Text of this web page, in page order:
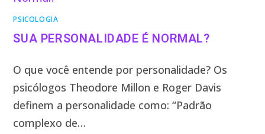
PSICOLOGIA
SUA PERSONALIDADE É NORMAL?
O que você entende por personalidade? Os
psicólogos Theodore Millon e Roger Davis
definem a personalidade como: “Padrão
complexo de…